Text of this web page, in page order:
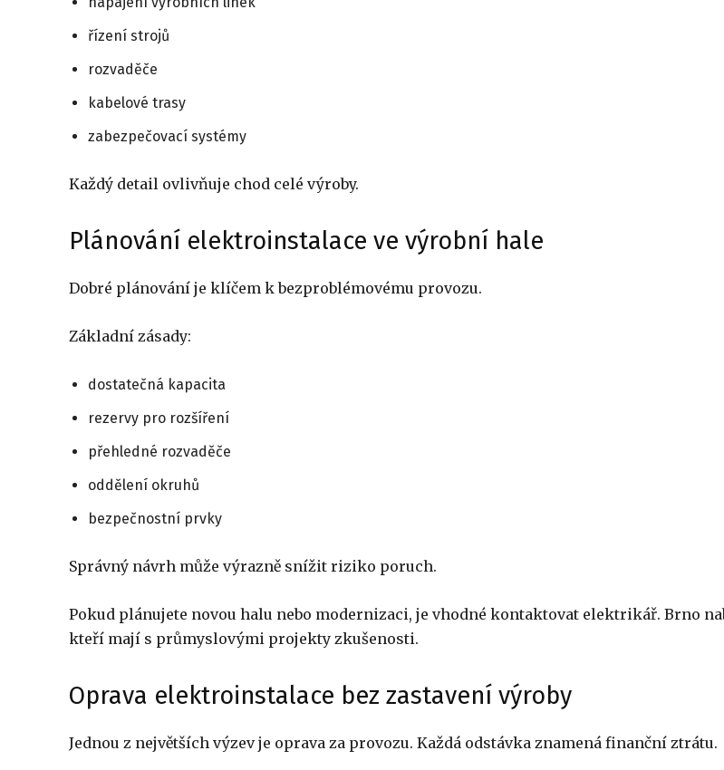
řízení strojů
rozvaděče
kabelové trasy
zabezpečovací systémy
Každý detail ovlivňuje chod celé výroby.
Plánování elektroinstalace ve výrobní hale
Dobré plánování je klíčem k bezproblémovému provozu.
Základní zásady:
dostatečná kapacita
rezervy pro rozšíření
přehledné rozvaděče
oddělení okruhů
bezpečnostní prvky
Správný návrh může výrazně snížit riziko poruch.
Pokud plánujete novou halu nebo modernizaci, je vhodné kontaktovat elektrikář. Brno
kteří mají s průmyslovými projekty zkušenosti.
Oprava elektroinstalace bez zastavení výroby
Jednou z největších výzev je oprava za provozu. Každá odstávka znamená finanční ztrátu.